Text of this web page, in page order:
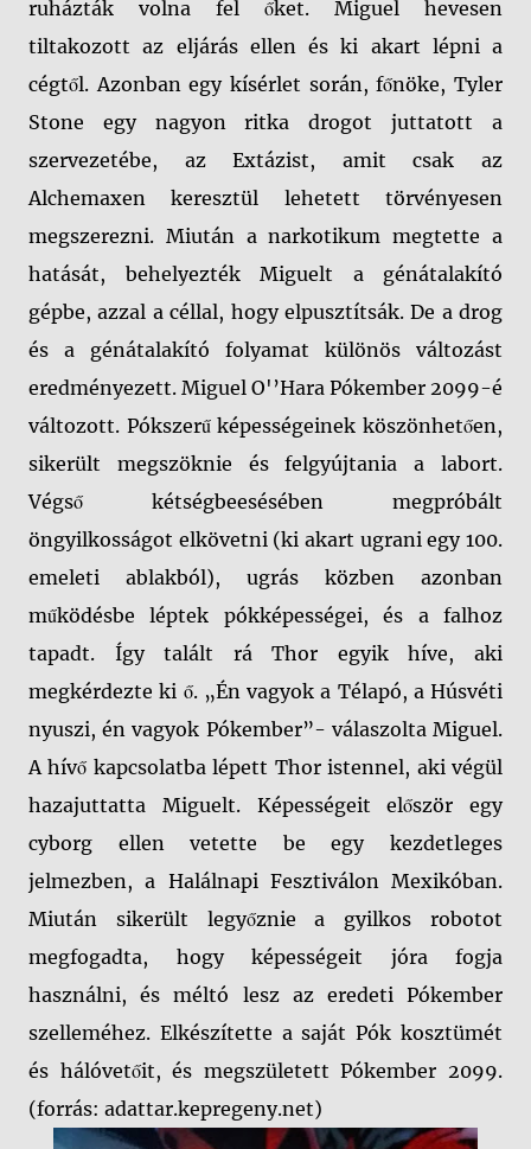
ruházták volna fel őket. Miguel hevesen
tiltakozott az eljárás ellen és ki akart lépni a
cégtől. Azonban egy kísérlet során, főnöke, Tyler
Stone egy nagyon ritka drogot juttatott a
szervezetébe, az Extázist, amit csak az
Alchemaxen keresztül lehetett törvényesen
megszerezni. Miután a narkotikum megtette a
hatását, behelyezték Miguelt a génátalakító
gépbe, azzal a céllal, hogy elpusztítsák. De a drog
és a génátalakító folyamat különös változást
eredményezett. Miguel O'’Hara Pókember 2099-é
változott. Pókszerű képességeinek köszönhetően,
sikerült megszöknie és felgyújtania a labort.
Végső kétségbeesésében megpróbált
öngyilkosságot elkövetni (ki akart ugrani egy 100.
emeleti ablakból), ugrás közben azonban
működésbe léptek pókképességei, és a falhoz
tapadt. Így talált rá Thor egyik híve, aki
megkérdezte ki ő. „Én vagyok a Télapó, a Húsvéti
nyuszi, én vagyok Pókember”- válaszolta Miguel.
A hívő kapcsolatba lépett Thor istennel, aki végül
hazajuttatta Miguelt. Képességeit először egy
cyborg ellen vetette be egy kezdetleges
jelmezben, a Halálnapi Fesztiválon Mexikóban.
Miután sikerült legyőznie a gyilkos robotot
megfogadta, hogy képességeit jóra fogja
használni, és méltó lesz az eredeti Pókember
szelleméhez. Elkészítette a saját Pók kosztümét
és hálóvetőit, és megszületett Pókember 2099.
(forrás: adattar.kepregeny.net)